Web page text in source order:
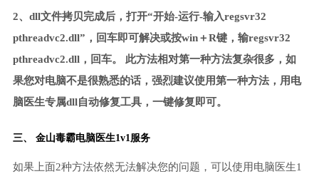
2、dll文件拷贝完成后，打开“开始-运行-输入regsvr32
pthreadvc2.dll”，回车即可解决或按win＋R键，输regsvr32
pthreadvc2.dll，回车。 此方法相对第一种方法复杂很多，如
果您对电脑不是很熟悉的话，强烈建议使用第一种方法，用电
脑医生专属dll自动修复工具，一键修复即可。
三、 金山毒霸电脑医生1v1服务
如果上面2种方法依然无法解决您的问题，可以使用电脑医生1